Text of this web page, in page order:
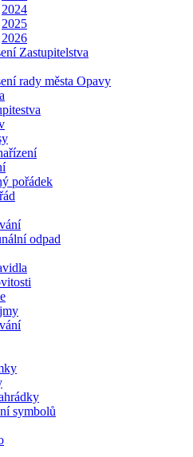
2024
2025
2026
Zastupitelstva
rady města Opavy
pořádek
odpad
symbolů